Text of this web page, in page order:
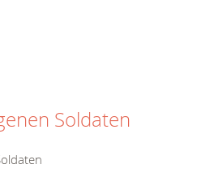
Soldaten